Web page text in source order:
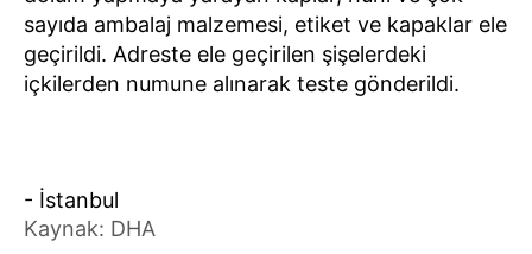
sayıda ambalaj malzemesi, etiket ve kapaklar ele
geçirildi. Adreste ele geçirilen şişelerdeki
içkilerden numune alınarak teste gönderildi.
- İstanbul
Kaynak: DHA